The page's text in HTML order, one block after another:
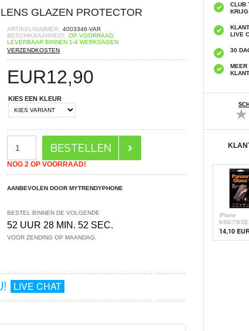
GLAZEN PROTECTOR
ARTIKELNUMMER: 4003346-VAR
BESCHIKBAARHEID: OP VOORRAAD.
LEVERBAAR BINNEN 1-4 WERKDAGEN
VERZENDKOSTEN
EUR12,90
KIES EEN KLEUR
NOG 2 OP VOORRAAD!
AANBEVOLEN DOOR MYTRENDYPHONE
BESTEL BINNEN DE VOLGENDE
52 UUR 28 MIN. 52 SEC.
VOOR ZENDING OP MAANDAG.
LIVE CHAT
CLUB
LIVE
30
MEER
iPhone
6/6S/7/8/SE
(2020)/SE (
14,10